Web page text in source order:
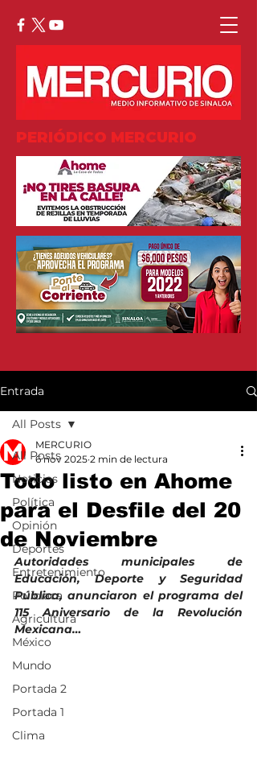
PERIÓDICO MERCURIO
Entrada
All Posts
Noticias
Política
Opinión
Deportes
Entretenimiento
Policiaca
Agricultura
México
Mundo
Portada 2
Portada 1
Clima
All Posts
Todo listo en Ahome
para el Desfile del 20
de Noviembre
MERCURIO
6 nov 2025 2 min de lectura
Autoridades municipales de
Educación, Deporte y Seguridad
Pública, anunciaron el programa del
115 Aniversario de la Revolución
Mexicana…